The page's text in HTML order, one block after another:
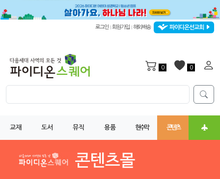
로그인 회원가입 해외배송 파이디온선교회
0 0
교재 도서 뮤직 용품 현수막 콘텐츠